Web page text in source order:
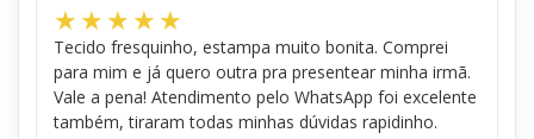
Tecido fresquinho, estampa muito bonita. Comprei
para mim e já quero outra pra presentear minha irmã.
Vale a pena! Atendimento pelo WhatsApp foi excelente
também, tiraram todas minhas dúvidas rapidinho.